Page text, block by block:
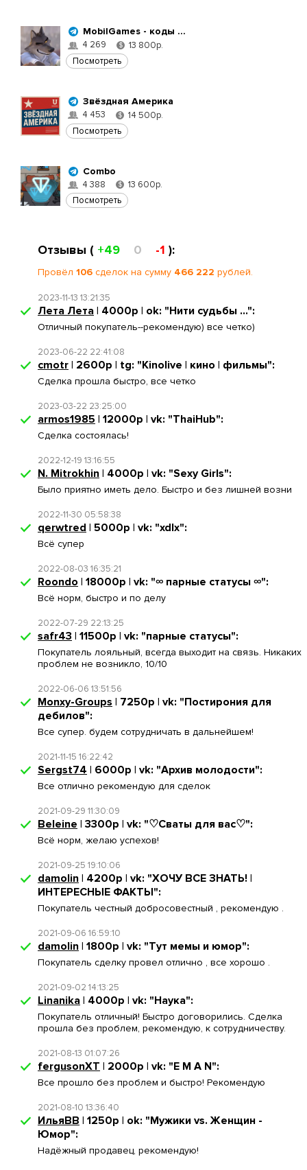
MobilGames - коды для игр
4 269 $
13 800р.
Посмотреть
Звёздная Америка
4 453 $
14 500р.
Посмотреть
Combo
4 388 $
13 600р.
Посмотреть
Отзывы ( +49 0 -1 ):
Провёл 106 сделок на сумму 466 222 рублей.
2023-11-13 13:21:35
Лета Лета | 4000р | ok: "Нити судьбы ...":
Отличный покупатель--рекомендую) все четко)
2023-06-22 22:41:08
cmotr | 2600р | tg: "Kinolive | кино | фильмы":
Сделка прошла быстро, все четко
2023-03-22 23:25:00
armos1985 | 12000р | vk: "ThaiHub":
Сделка состоялась!
2022-12-19 13:16:55
N. Mitrokhin | 4000р | vk: "Sexy Girls":
Было приятно иметь дело. Быстро и без лишней возни
2022-11-30 05:58:38
qerwtred | 5000р | vk: "xdlx":
Всё супер
2022-08-03 16:35:21
Roondo | 18000р | vk: "∞︎ парные статусы ∞︎":
Всё норм, быстро и по делу
2022-07-29 22:13:25
safr43 | 11500р | vk: "парные статусы":
Покупатель лояльный, всегда выходит на связь. Никаких
проблем не возникло, 10/10
2022-06-06 13:51:56
Monxy-Groups | 7250р | vk: "Постирония для
дебилов":
Все супер. будем сотрудничать в дальнейшем!
2021-11-15 16:22:42
Sergst74 | 6000р | vk: "Архив молодости":
Все отлично рекомендую для сделок
2021-09-29 11:30:09
Beleine | 3300р | vk: "♡Сваты для вас♡":
Всё норм, желаю успехов!
2021-09-25 19:10:06
damolin | 4200р | vk: "ХОЧУ ВСЕ ЗНАТЬ! |
ИНТЕРЕСНЫЕ ФАКТЫ":
Покупатель честный добросовестный , рекомендую .
2021-09-06 16:59:10
damolin | 1800р | vk: "Тут мемы и юмор":
Покупатель сделку провел отлично , все хорошо .
2021-09-02 14:13:25
Linanika | 4000р | vk: "Наука":
Покупатель отличный! Быстро договорились. Сделка
прошла без проблем, рекомендую, к сотрудничеству.
2021-08-13 01:07:26
fergusonXT | 2000р | vk: "E M A N":
Все прошло без проблем и быстро! Рекомендую
2021-08-10 13:36:40
ИльяВВ | 1250р | ok: "Мужики vs. Женщин -
Юмор":
Надёжный продавец, рекомендую!